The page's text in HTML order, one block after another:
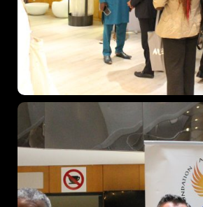
467 Davidson ave
Los Angeles CA 95716
Get directions